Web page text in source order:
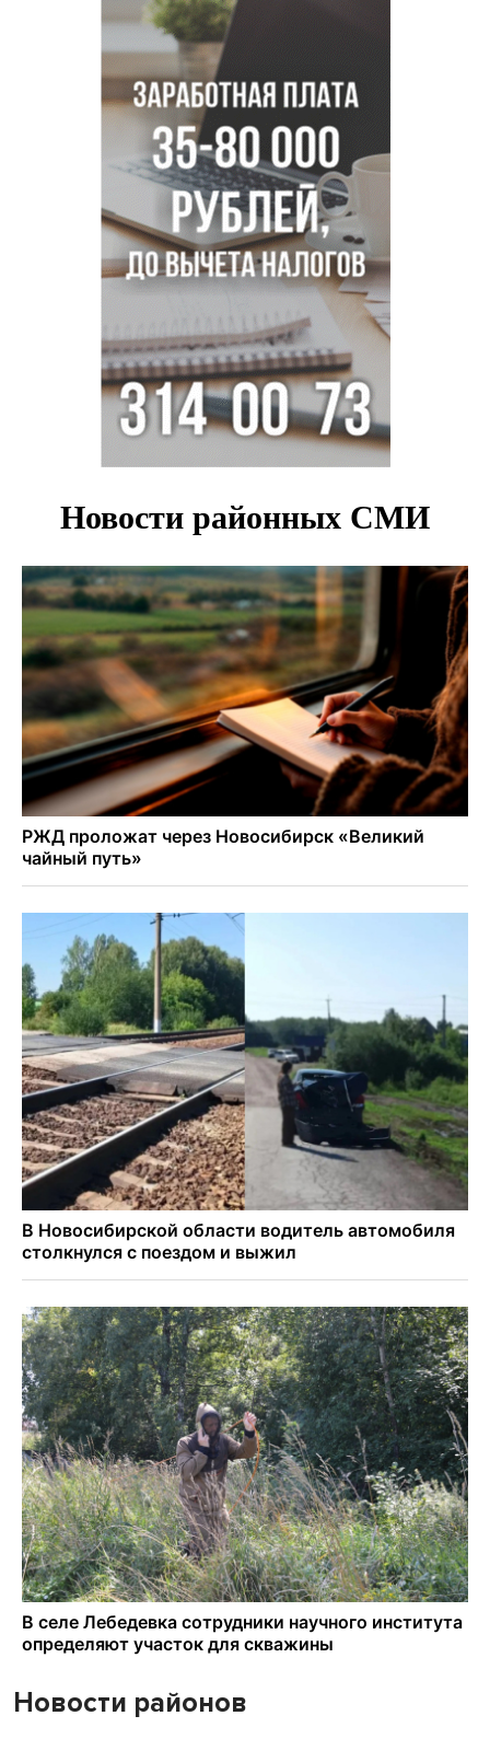
столкновении с поездом
В Новосибирске Роспотребнадзор изъял из продажи 1,4
тонны опасного мяса
Два миллиона на покупку авто получат 28 семей в
Новосибирской области
Новости районов